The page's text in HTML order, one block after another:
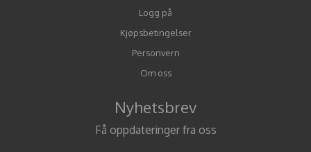
Logg på
Kjøpsbetingelser
Personvern
Om oss
Nyhetsbrev
Få oppdateringer fra oss